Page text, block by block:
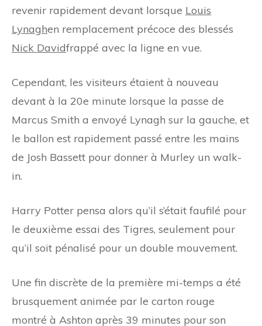
revenir rapidement devant lorsque Louis
Lynaghen remplacement précoce des blessés
Nick Davidfrappé avec la ligne en vue.
Cependant, les visiteurs étaient à nouveau
devant à la 20e minute lorsque la passe de
Marcus Smith a envoyé Lynagh sur la gauche, et
le ballon est rapidement passé entre les mains
de Josh Bassett pour donner à Murley un walk-
in.
Harry Potter pensa alors qu’il s’était faufilé pour
le deuxième essai des Tigres, seulement pour
qu’il soit pénalisé pour un double mouvement.
Une fin discrète de la première mi-temps a été
brusquement animée par le carton rouge
montré à Ashton après 39 minutes pour son